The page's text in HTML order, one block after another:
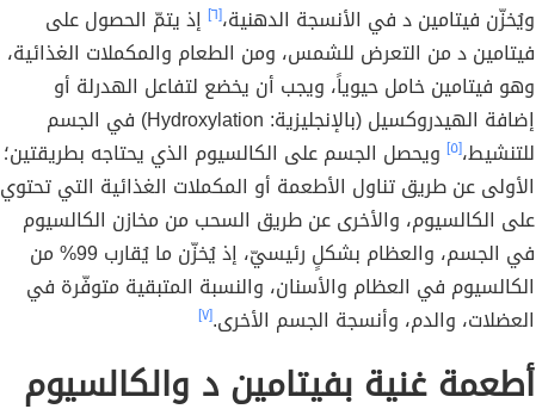
ويُخزّن فيتامين د في الأنسجة الدهنية،[٦]
إذ يتمّ الحصول على
فيتامين د من التعرض للشمس، ومن الطعام والمكملات الغذائية،
وهو فيتامين خامل حيوياً، ويجب أن يخضع لتفاعل الهدرلة أو
إضافة الهيدروكسيل (بالإنجليزية: Hydroxylation) في الجسم
للتنشيط،[٥]
ويحصل الجسم على الكالسيوم الذي يحتاجه بطريقتين؛
الأولى عن طريق تناول الأطعمة أو المكملات الغذائية التي تحتوي
على الكالسيوم، والأخرى عن طريق السحب من مخازن الكالسيوم
في الجسم، والعظام بشكلٍ رئيسيّ، إذ يُخزّن ما يُقارب 99% من
الكالسيوم في العظام والأسنان، والنسبة المتبقية متوفّرة في
العضلات، والدم، وأنسجة الجسم الأخرى.[٧]
أطعمة غنية بفيتامين د والكالسيوم